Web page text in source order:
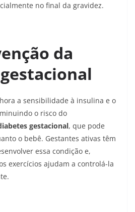
no final da gravidez.
da
a sensibilidade à insulina e o
o risco do
gestacional, que pode
o bebê. Gestantes ativas têm
essa condição e,
exercícios ajudam a controlá-la